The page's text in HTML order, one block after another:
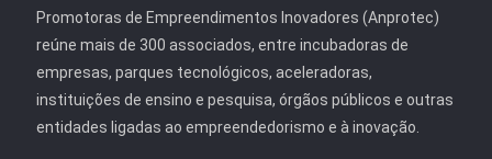
Promotoras de Empreendimentos Inovadores (Anprotec)
reúne mais de 300 associados, entre incubadoras de
empresas, parques tecnológicos, aceleradoras,
instituições de ensino e pesquisa, órgãos públicos e outras
entidades ligadas ao empreendedorismo e à inovação.